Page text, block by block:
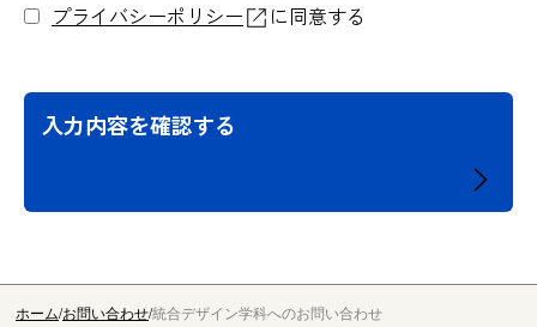
プライバシーポリシー に同意する
入力内容を確認する
ホーム お問い合わせ統合デザイン学科へのお問い合わせ